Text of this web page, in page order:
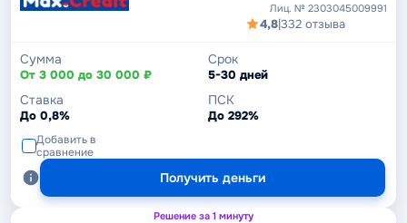
Лиц. № 2303045009991
4,8|332 отзыва
Сумма
От 3 000 до 30 000 ₽
Срок
5-30 дней
Ставка
До 0,8%
ПСК
До 292%
Добавить в
сравнение
Получить деньги
Решение за 1 минуту